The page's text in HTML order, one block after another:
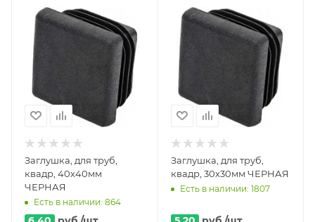
Заглушка, для труб,
квадр, 40х40мм
ЧЕРНАЯ
Есть в наличии: 864
Заглушка, для труб,
квадр, 30х30мм ЧЕРНАЯ
Есть в наличии: 1807